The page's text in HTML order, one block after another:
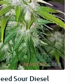
Sour Diesel